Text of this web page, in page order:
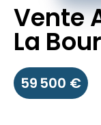
Vente
La
59 500 €